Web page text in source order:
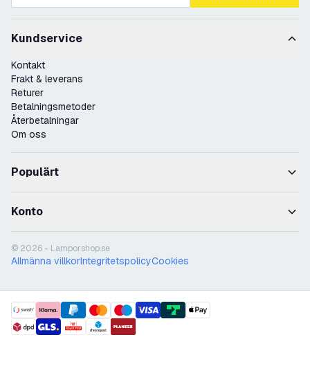
Kundservice
Kontakt
Frakt & leverans
Returer
Betalningsmetoder
Återbetalningar
Om oss
Populärt
Konto
© 2026 - Lamporshop.se
Allmänna villkorIntegritetspolicyCookies
payment methods
shipment methods